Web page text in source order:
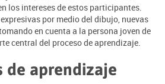
los intereses de estos participantes.
por medio del dibujo, nuevas
en cuenta a la persona joven de
central del proceso de aprendizaje.
de aprendizaje